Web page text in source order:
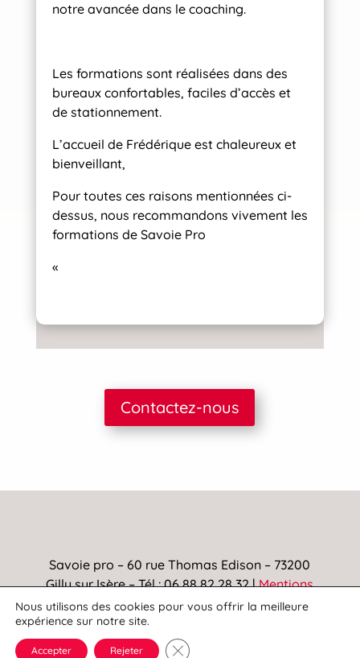
notre avancée dans le coaching.
Les formations sont réalisées dans des
bureaux confortables, faciles d’accès et
de stationnement.
L’accueil de Frédérique est chaleureux et
bienveillant,
Pour toutes ces raisons mentionnées ci-
dessus, nous recommandons vivement les
formations de Savoie Pro
«
Contactez-nous
Savoie pro – 60 rue Thomas Edison – 73200
Gilly sur Isère – Tél : 06 88 82 28 32 |Mentions
Légales
Nous utilisons des cookies pour vous offrir la meilleure
expérience sur notre site.
Accepter Rejeter Fermer la bannière des cookies